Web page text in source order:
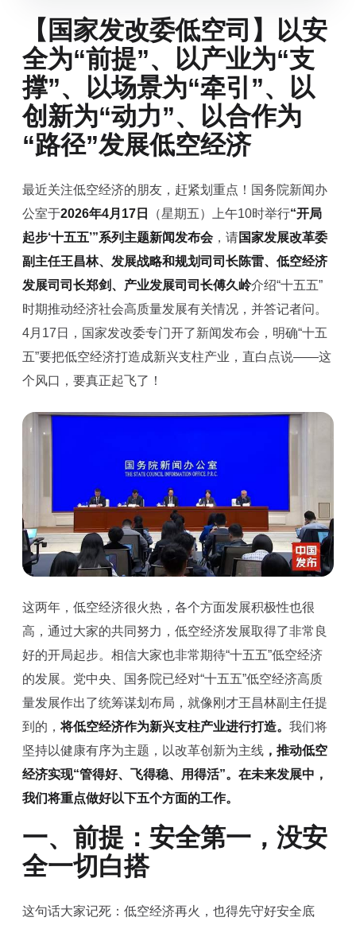
【国家发改委低空司】以安
全为“前提”、以产业为“支
撑”、以场景为“牵引”、以
创新为“动力”、以合作为
“路径”发展低空经济
最近关注低空经济的朋友，赶紧划重点！国务院新闻办
公室于2026年4月17日 （星期五）上午10时举行“开局
起步‘十五五’”系列主题新闻发布会 ，请国家发展改革委
副主任王昌林、发展战略和规划司司长陈雷、低空经济
发展司司长郑剑、产业发展司司长傅久岭介绍“十五五”
时期推动经济社会高质量发展有关情况，并答记者问。
4月17日，国家发改委专门开了新闻发布会，明确“十五
五”要把低空经济打造成新兴支柱产业，直白点说——这
个风口，要真正起飞了！
这两年，低空经济很火热，各个方面发展积极性也很
高，通过大家的共同努力，低空经济发展取得了非常良
好的开局起步。相信大家也非常期待“十五五”低空经济
的发展。党中央、国务院已经对“十五五”低空经济高质
量发展作出了统筹谋划布局，就像刚才王昌林副主任提
到的，将低空经济作为新兴支柱产业进行打造。 我们将
坚持以健康有序为主题，以改革创新为主线 ，推动低空
经济实现“管得好、飞得稳、用得活”。在未来发展中，
我们将重点做好以下五个方面的工作。
一、前提：安全第一，没安
全一切白搭
这句话大家记死：低空经济再火，也得先守好安全底